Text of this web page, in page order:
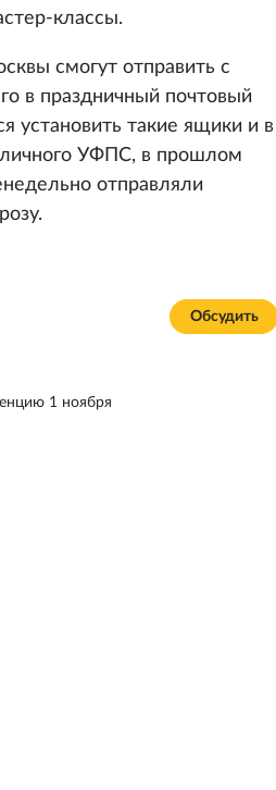
классы.
смогут отправить с
в праздничный почтовый
установить такие ящики и в
УФПС, в прошлом
отправляли
Обсудить
1 ноября